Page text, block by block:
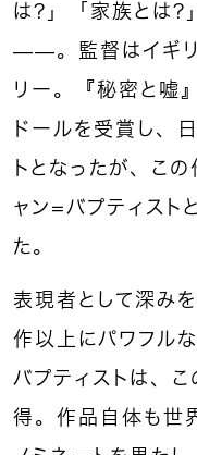
は？」「家族とは？
——。監督はイギリ
リー。『秘密と嘘
ドールを受賞し、
トとなったが、こ
ャン＝バプティス
た。
表現者として深み
作以上にパワフル
バプティストは、
得。作品自体も世